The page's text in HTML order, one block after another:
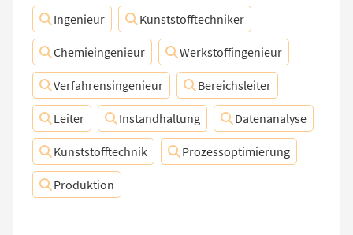
Ingenieur Kunststofftechniker
Chemieingenieur Werkstoffingenieur
Verfahrensingenieur Bereichsleiter
Leiter Instandhaltung Datenanalyse
Kunststofftechnik Prozessoptimierung
Produktion